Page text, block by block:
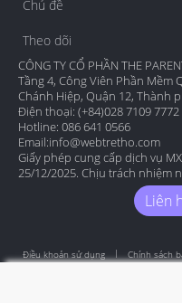
Chủ đề
Theo dõi
CÔNG TY CỔ PHẦN THE
Tầng 4, Công Viên Phần Mềm
Chánh Hiệp, Quận 12, Thành
Điện thoại: (+84)028 7109 7772
Hotline: 086 641 0566
Email:info@webtretho.com
Giấy phép cung cấp dịch vụ
25/12/2025. Chịu trách nhiệm
Liên
Điều khoản sử dụng Chính sách